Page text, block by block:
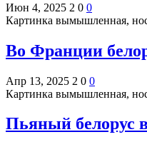
Июн 4, 2025 2 0 0
Картинка вымышленная,
Во Франции
Апр 13, 2025 2 0 0
Картинка вымышленная,
Пьяный белорус